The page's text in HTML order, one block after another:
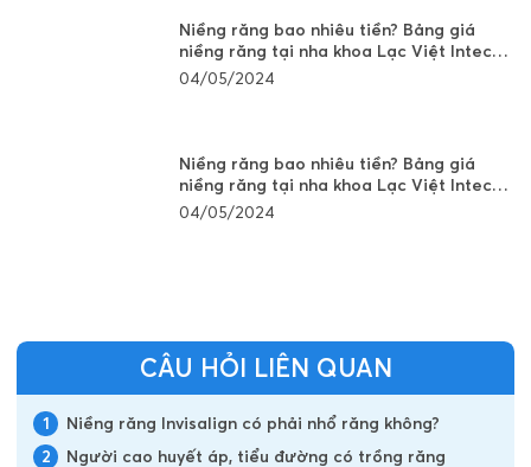
Niềng răng bao nhiêu tiền? Bảng giá
niềng răng tại nha khoa Lạc Việt Intech
Hà Nội
04/05/2024
Niềng răng bao nhiêu tiền? Bảng giá
niềng răng tại nha khoa Lạc Việt Intech
Hồ Chí Minh
04/05/2024
CÂU HỎI LIÊN QUAN
1
Niềng răng Invisalign có phải nhổ răng không?
2
Người cao huyết áp, tiểu đường có trồng răng